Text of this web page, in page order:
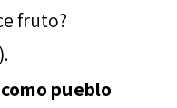
fruto?
).
pueblo